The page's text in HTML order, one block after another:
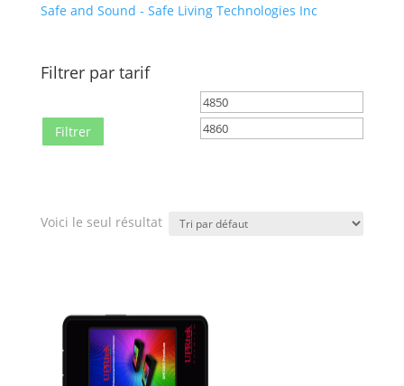
Safe and Sound - Safe Living Technologies Inc
Filtrer par tarif
Prix
min
Filtrer
Voici le seul résultat